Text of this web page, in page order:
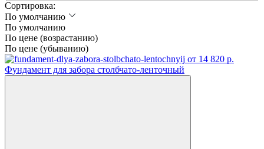
Сортировка:
По умолчанию
По умолчанию
По цене (возрастанию)
По цене (убыванию)
от 14 820 р.
Фундамент для забора столбчато-ленточный